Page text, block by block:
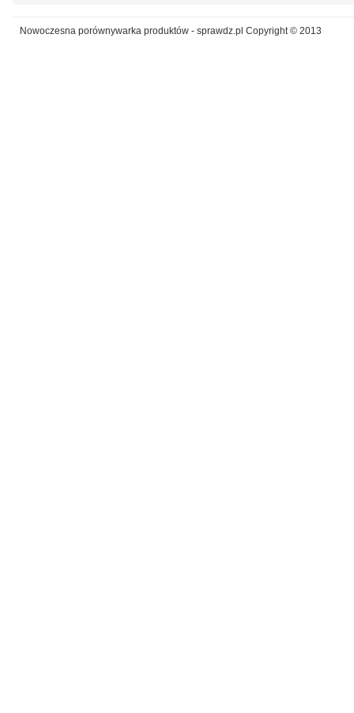
Nowoczesna porównywarka produktów - sprawdz.pl Copyright © 2013